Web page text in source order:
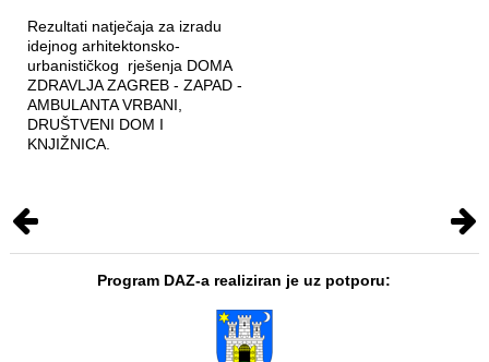
Rezultati natječaja za izradu
idejnog arhitektonsko-
urbanističkog rješenja DOMA
ZDRAVLJA ZAGREB - ZAPAD -
AMBULANTA VRBANI,
DRUŠTVENI DOM I
KNJIŽNICA.
Program DAZ-a realiziran je uz potporu: